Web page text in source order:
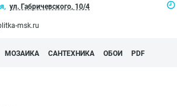
ул. Габричевского, 10/4
msk.ru
МОЗАИКА САНТЕХНИКА ОБОИ PDF